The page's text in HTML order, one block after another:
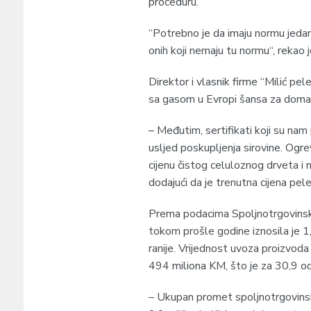
“Potrebno je da imaju normu
onih koji nemaju tu normu“, rekao
Direktor i vlasnik firme “Milić
sa gasom u Evropi šansa za
– Međutim, sertifikati koji su
usljed poskupljenja sirovine.
cijenu čistog celuloznog drveta i
dodajući da je trenutna cijena
Prema podacima
tokom prošle godine iznosila je
ranije. Vrijednost uvoza
494 miliona KM, što je za 30,9
– Ukupan promet